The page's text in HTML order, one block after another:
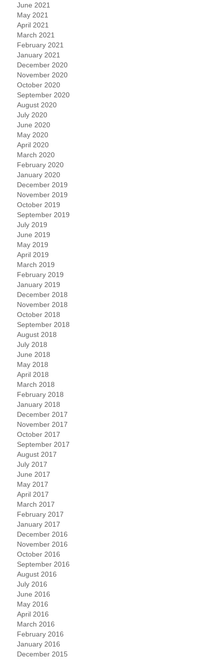
June 2021
May 2021
April 2021
March 2021
February 2021
January 2021
December 2020
November 2020
October 2020
September 2020
August 2020
July 2020
June 2020
May 2020
April 2020
March 2020
February 2020
January 2020
December 2019
November 2019
October 2019
September 2019
July 2019
June 2019
May 2019
April 2019
March 2019
February 2019
January 2019
December 2018
November 2018
October 2018
September 2018
August 2018
July 2018
June 2018
May 2018
April 2018
March 2018
February 2018
January 2018
December 2017
November 2017
October 2017
September 2017
August 2017
July 2017
June 2017
May 2017
April 2017
March 2017
February 2017
January 2017
December 2016
November 2016
October 2016
September 2016
August 2016
July 2016
June 2016
May 2016
April 2016
March 2016
February 2016
January 2016
December 2015